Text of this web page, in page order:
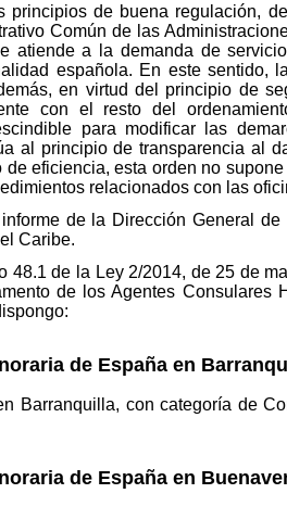
de buena regulación,
Común de las
atiende a la demanda de
española. En este sentido,
en virtud del principio de
con el resto del
para modificar las
al principio de transparencia al
eficiencia, esta orden no
relacionados con las
de la Dirección General
Caribe.
de la Ley 2/2014, de 25 de
de los Agentes Consulares
de España en
Barranquilla, con categoría de
de España en